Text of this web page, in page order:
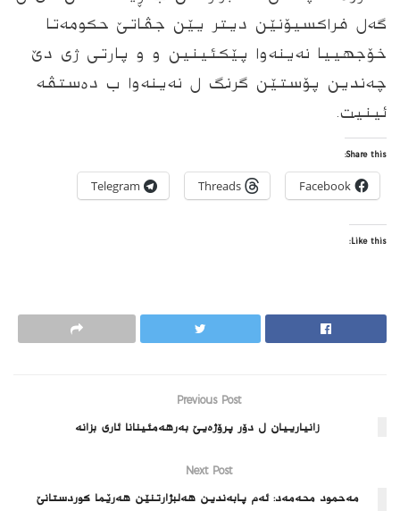
گه‌ل فراكسیۆنێن دیتر یێن جڤاتێ حکومەتا
خۆجهییا نه‌ینه‌وا پێکئینین و و پارتی ژی دێ
چەندین پۆستێن گرنگ ل نه‌ینه‌وا ب ده‌ستڤه‌
ئینیت.
Share this:
Facebook
Threads
Telegram
Like this:
Previous Post
زانیارییان ل دۆر پرۆژه‌یێ به‌رهه‌مئینانا ئاری بزانه‌
Next Post
مەحمود محەمەد: ئەم پابەندین هەلبژارتنێن هەرێما كوردستانێ